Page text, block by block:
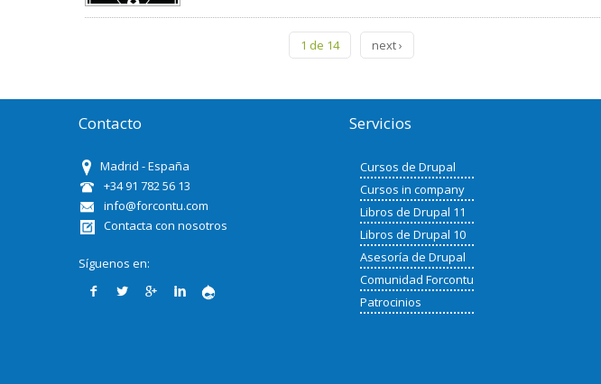
1 de 14 next ›
Contacto
Madrid - España
+34 91 782 56 13
info@forcontu.com
Contacta con nosotros
Síguenos en:
Servicios
Cursos de Drupal
Cursos in company
Libros de Drupal 11
Libros de Drupal 10
Asesoría de Drupal
Comunidad Forcontu
Patrocinios